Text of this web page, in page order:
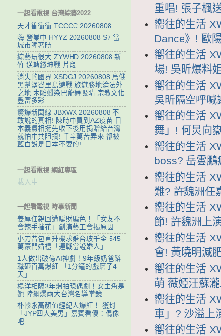
重唱! 張子楓
嚮往的生活
Dance》! 歐
嚮往的生活
場! 吳昕爆料
嚮往的生活
吳昕隔空呼喊
嚮往的生活
舞」! 何炅向
嚮往的生活
boss? 岳雲鵬
嚮往的生活
難? 許魏洲任
嚮往的生活
節! 許魏洲上
嚮往的生活
會! 黃曉明減
嚮往的生活
萌 薇婭汪蘇
嚮往的生活
車」? 沙溢上
嚮往的生活
一起看電視 台灣綜藝2022
天才衝衝衝 TCCCC 20260808
嗨 營業中 HYYZ 20260808 S7 當
城市睡著時
綜藝玩很大 ZYWHD 20260808 新
竹 逆轉錢坤戰 片段
消失的國界 XSDGJ 20260808 烏俄
黑幫湧峇里島避戰 旅遊勝地淪法外
之地 木雕蠟染巴龍舞吸睛 宗教文化
豐富多彩
驚爆新聞線 JBXWX 20260808 不
敢說的真相! 陳時中買到AZ疫苗 日
本義氣相挺先收下後用捐贈給台灣
就怕中共阻攔! 千辛萬苦弄來 卻被
藍白說是日本不要的!
一起看電視 網紅專區
載入中…
一起看電視 時事新聞
姜厚任親回遭騙財騙色！「女友不
會辣手摧花」創演藝工會揭原因
小刀昔包直升機求婚台玻千金 545
萬豪門婚禮「連戰當證婚人」
1人做出破億AI神劇！9年級奶爸辭
職砸百萬爆紅 「1分鐘的戲磨了4
天」
楊洋相隔3年爆拍現偶劇！女主角是
她 陸網爆兩大台灣名導掌鏡
朴軫永高顏值經紀人爆紅！ 獲封
「JYP四大美男」嘉賓看傻：偶像
吧